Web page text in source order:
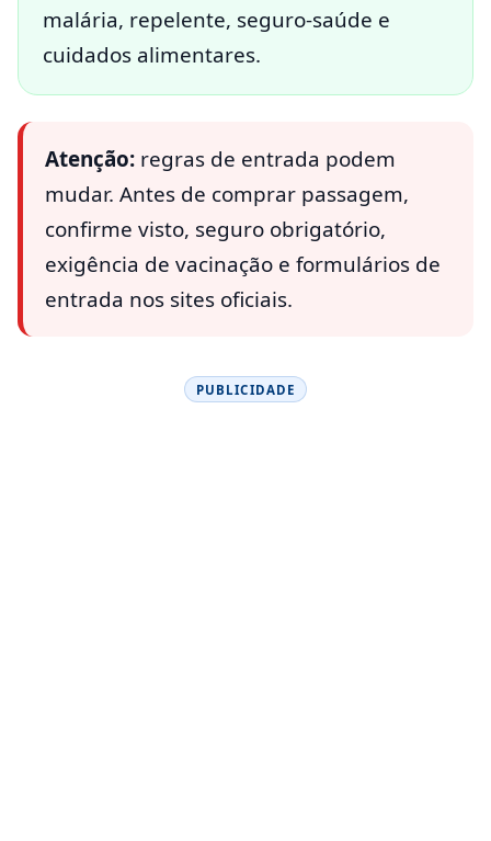
malária, repelente, seguro-saúde e
cuidados alimentares.
Atenção: regras de entrada podem
mudar. Antes de comprar passagem,
confirme visto, seguro obrigatório,
exigência de vacinação e formulários de
entrada nos sites oficiais.
PUBLICIDADE